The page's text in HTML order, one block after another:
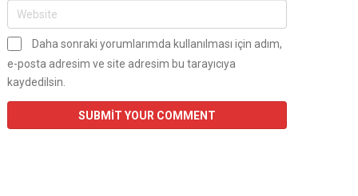
Daha sonraki yorumlarımda kullanılması için adım,
e-posta adresim ve site adresim bu tarayıcıya
kaydedilsin.